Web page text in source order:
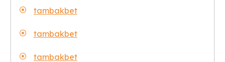
tambakbet
tambakbet
tambakbet